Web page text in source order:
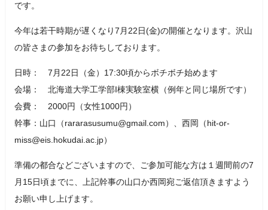
です。
今年は若干時期が遅くなり7月22日(金)の開催となります。沢山
の皆さまの参加をお待ちしております。
日時： 7月22日（金）17:30頃からボチボチ始めます
会場： 北海道大学工学部I棟実験室横（例年と同じ場所です）
会費： 2000円（女性1000円）
幹事：山口（rararasusumu@gmail.com）、西岡（hit-or-
miss@eis.hokudai.ac.jp）
準備の都合などございますので、ご参加可能な方は１週間前の7
月15日頃までに、上記幹事の山口か西岡宛ご返信頂きますよう
お願い申し上げます。